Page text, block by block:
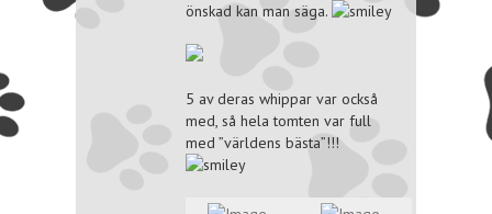
önskad kan man säga.
5 av deras whippar var också
med, så hela tomten var full
med ”världens bästa”!!!